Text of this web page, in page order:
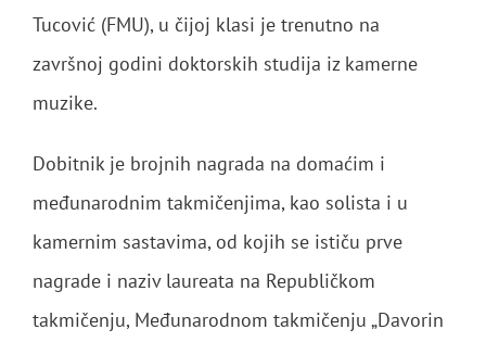
Tucović (FMU), u čijoj klasi je trenutno na
završnoj godini doktorskih studija iz kamerne
muzike.
Dobitnik je brojnih nagrada na domaćim i
međunarodnim takmičenjima, kao solista i u
kamernim sastavima, od kojih se ističu prve
nagrade i naziv laureata na Republičkom
takmičenju, Međunarodnom takmičenju „Davorin